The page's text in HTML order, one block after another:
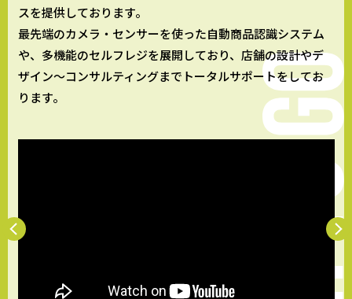
スを提供しております。
最先端のカメラ・センサーを使った自動商品認識システム
や、多機能のセルフレジを展開しており、 店舗の設計やデ
ザイン～コンサルティングまでトータルサポートをしてお
ります。